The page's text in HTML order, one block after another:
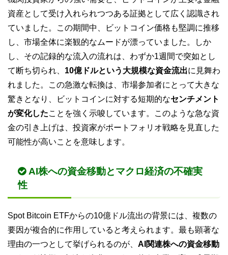
資産として受け入れられつつある証拠として広く認識され
ていました。この期間中、ビットコイン価格も堅調に推移
し、市場全体に楽観的なムードが漂っていました。しか
し、その記録的な流入の流れは、わずか1週間で突如とし
て断ち切られ、 10億ドルという大規模な資金流出に見舞わ
れました。この急激な転換は、市場参加者にとって大きな
驚きとなり、ビットコインに対する短期的なセンチメント
が変化したことを強く示唆しています。このような急な資
金の引き上げは、投資家がポートフォリオ戦略を見直した
可能性が高いことを意味します。
AI株への資金移動とマクロ経済の不確実
性
Spot Bitcoin ETFからの10億ドル流出の背景には、複数の
要因が複合的に作用していると考えられます。最も顕著な
理由の一つとして挙げられるのが、 AI関連株への資金移動